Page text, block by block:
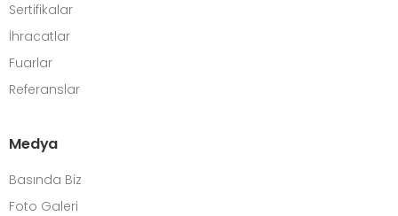
Sertifikalar
İhracatlar
Fuarlar
Referanslar
Medya
Basında Biz
Foto Galeri